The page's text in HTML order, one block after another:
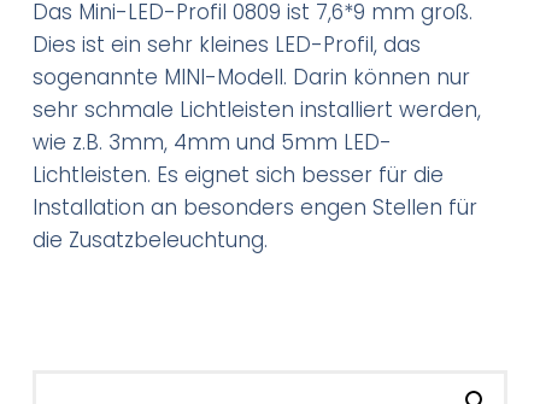
Das Mini-LED-Profil 0809 ist 7,6*9 mm groß.
Dies ist ein sehr kleines LED-Profil, das
sogenannte MINI-Modell. Darin können nur
sehr schmale Lichtleisten installiert werden,
wie z.B. 3mm, 4mm und 5mm LED-
Lichtleisten. Es eignet sich besser für die
Installation an besonders engen Stellen für
die Zusatzbeleuchtung.